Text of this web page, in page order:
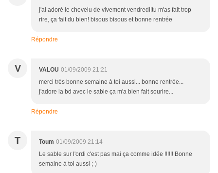
j'ai adoré le chevelu de vivement vendredi!tu m'as fait trop
rire, ça fait du bien! bisous bisous et bonne rentrée
Répondre
V VALOU 01/09/2009 21:21
merci très bonne semaine à toi aussi... bonne rentrée...
j'adore la bd avec le sable ça m'a bien fait sourire...
Répondre
T Toum 01/09/2009 21:14
Le sable sur l'ordi c'est pas mai ça comme idée !!!!!! Bonne
semaine à toi aussi ;-)